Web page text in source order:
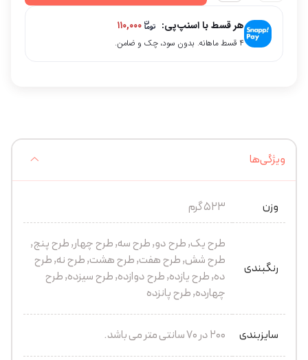
هر قسط با اسنپ‌پی:
۴ قسط ماهانه. بدون سود، چک و ضامن.
ویژگی‌ها
وزن 523 گرم
رنگبندی
طرح یک, طرح دو, طرح سه, طرح چهار, طرح پنج,
طرح شش, طرح هفت, طرح هشت, طرح نه, طرح
ده, طرح یازده, طرح دوازده, طرح سیزده, طرح
چهارده, طرح پانزده
سایزبندی 200 در 70 سانتی متر می باشد.